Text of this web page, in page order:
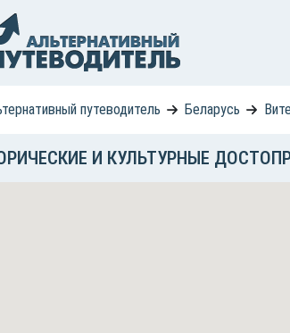
путеводитель Беларусь
И КУЛЬТУРНЫЕ